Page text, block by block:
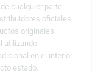
cualquier parte
oficiales
originales.
utilizando
en el interior
estado.